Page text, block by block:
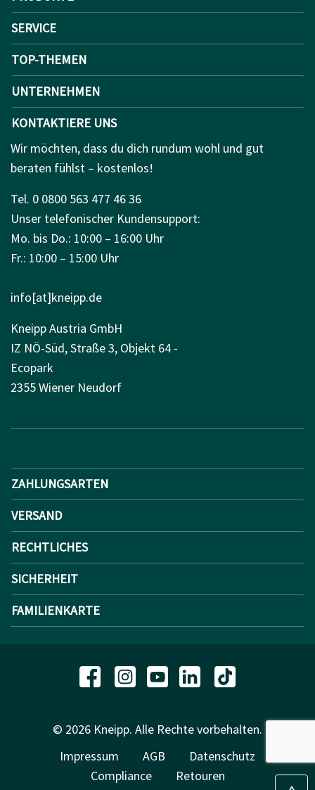
SERVICE
TOP-THEMEN
UNTERNEHMEN
KONTAKTIERE UNS
Wir möchten, dass du dich rundum wohl und gut
beraten fühlst – kostenlos!
Tel. 0 0800 563 477 46 36
Unser telefonischer Kundensupport:
Mo. bis Do.: 10:00 – 16:00 Uhr
Fr.: 10:00 – 15:00 Uhr
info[at]kneipp.de
Kneipp Austria GmbH
IZ NÖ-Süd, Straße 3, Objekt 64 -
Ecopark
2355 Wiener Neudorf
ZAHLUNGSARTEN
VERSAND
RECHTLICHES
SICHERHEIT
FAMILIENKARTE
© 2026 Kneipp. Alle Rechte vorbehalten.
Impressum
AGB
Datenschutz
Compliance
Retouren